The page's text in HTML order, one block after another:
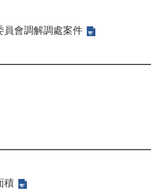
員會調解調處案件
積